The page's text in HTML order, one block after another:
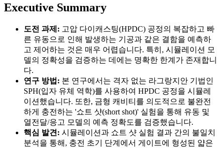
Executive Summary
도전 과제: 고압 다이캐스팅(HPDC) 공정의 복잡하고 빠
른 유동으로 인해 발생하는 기공과 같은 결함을 예측하
고 제어하는 것은 매우 어렵습니다. 특히, 시뮬레이션 모
델의 정확성을 검증하는 데에는 명확한 한계가 존재합니
다.
연구 방법: 본 연구에서는 격자 없는 라그랑지안 기법인
SPH(입자 유체 역학)를 사용하여 HPDC 공정을 시뮬레
이션했습니다. 또한, 금형 캐비티를 의도적으로 불완전
하게 충전하는 '쇼트 샷(short shot)' 실험을 통해 유동 및
열전달/응고 모델의 예측 정확도를 검증했습니다.
핵심 발견: 시뮬레이션과 쇼트 샷 실험 결과 간의 불일치
분석을 통해, 충전 초기 단계에서 게이트에 형성된 얇은